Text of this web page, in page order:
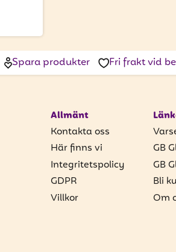
Spara produkter Fri frakt vid
Allmänt
Kontakta oss
Här finns vi
Integritetspolicy
GDPR
Villkor
GB
GB
Bli
Om